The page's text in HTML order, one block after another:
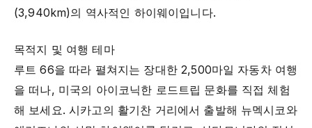
(3,940km)의 역사적인 하이웨이입니다.
목적지 및 여행 테마
루트 66을 따라 펼쳐지는 장대한 2,500마일 자동차 여행
을 떠나, 미국의 아이코닉한 로드트립 문화를 직접 체험
해 보세요. 시카고의 활기찬 거리에서 출발해 뉴멕시코와